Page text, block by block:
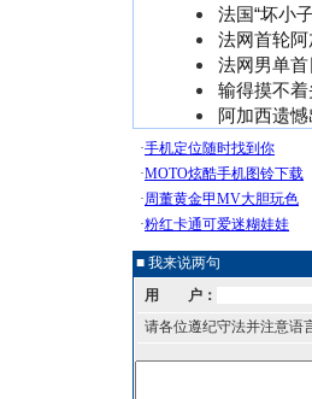
法国“坏小
法网首轮
法网男单
输得摸不
阿加西遗
■ 我来说两句
用 户：
请各位遵纪守法并注意语